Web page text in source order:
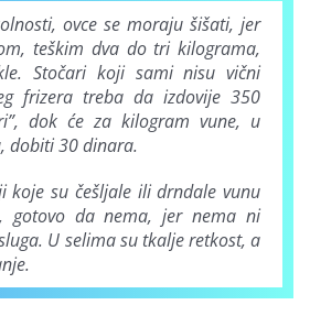
ovce se moraju šišati, jer
teškim dva do tri kilograma,
Stočari koji sami nisu vični
frizera treba da izdovije 350
dok će za kilogram vune, u
dobiti 30 dinara.
koje su češljale ili drndale vunu
gotovo da nema, jer nema ni
U selima su tkalje retkost, a